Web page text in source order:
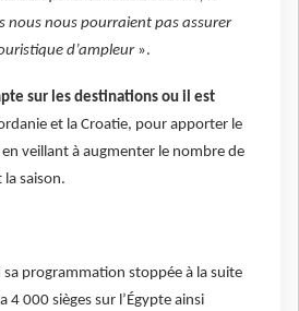
nous nous pourraient pas assurer
d’ampleur».
sur les destinations ou il est
et la Croatie, pour apporter le
veillant à augmenter le nombre de
la saison.
programmation stoppée à la suite
4 000 sièges sur l’Égypte ainsi